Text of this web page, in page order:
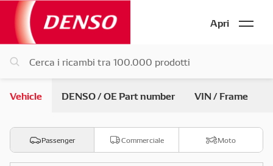
Apri
Vehicle DENSO / OE Part number VIN / Frame
Passenger Commerciale Moto